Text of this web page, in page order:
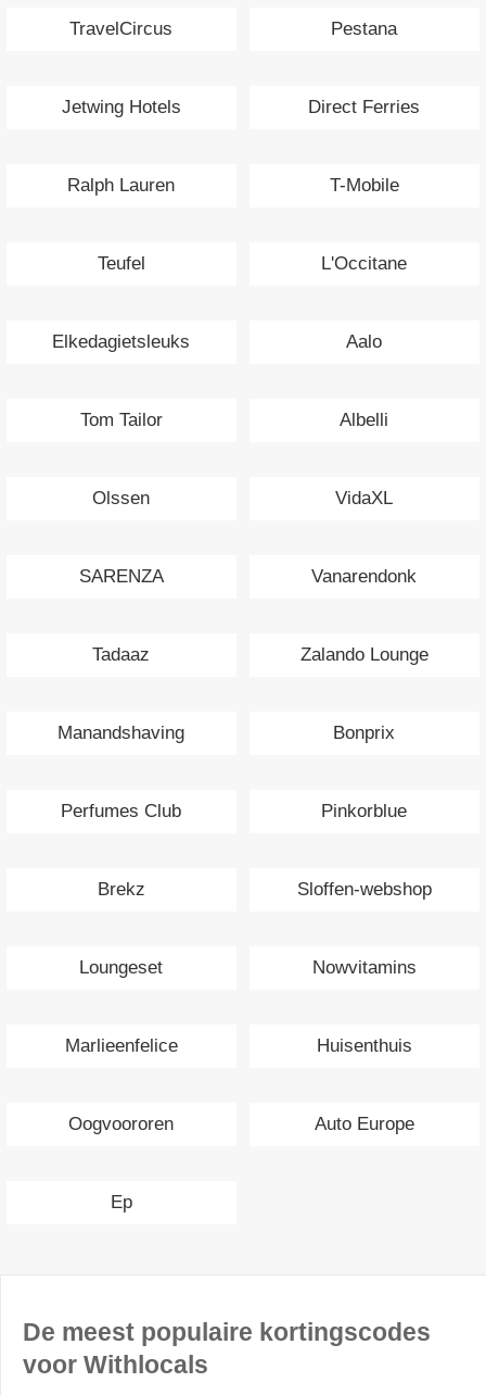
TravelCircus Pestana
Jetwing Hotels Direct Ferries
Ralph Lauren T-Mobile
Teufel L'Occitane
Elkedagietsleuks Aalo
Tom Tailor Albelli
Olssen VidaXL
SARENZA Vanarendonk
Tadaaz Zalando Lounge
Manandshaving Bonprix
Perfumes Club Pinkorblue
Brekz Sloffen-webshop
Loungeset Nowvitamins
Marlieenfelice Huisenthuis
Oogvoororen Auto Europe
Ep
De meest populaire kortingscodes
voor Withlocals